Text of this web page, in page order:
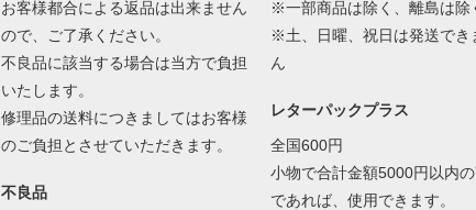
お客様都合による返品は出来ません
ので、ご了承ください。
不良品に該当する場合は当方で負担
いたします。
修理品の送料につきましてはお客様
のご負担とさせていただきます。
不良品
※一部商品は除く、離島は除
※土、日曜、祝日は発送でき
ん
レターパックプラス
全国600円
小物で合計金額5000円以内
であれば、使用できます。